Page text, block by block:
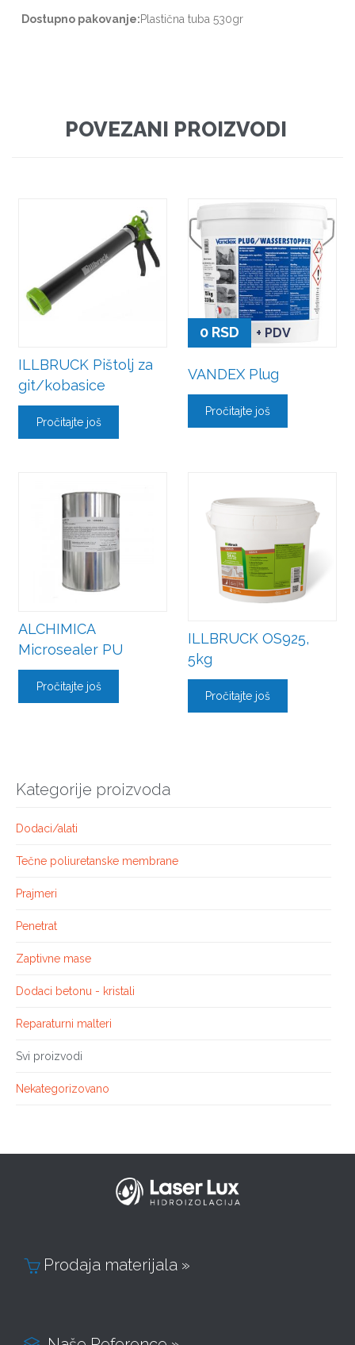
Dostupno pakovanje:Plastična tuba 530gr
POVEZANI PROIZVODI
ILLBRUCK Pištolj za
git/kobasice
Pročitajte još
0 RSD + PDV
VANDEX Plug
Pročitajte još
ALCHIMICA
Microsealer PU
Pročitajte još
ILLBRUCK OS925,
5kg
Pročitajte još
Kategorije proizvoda
Dodaci/alati
Tečne poliuretanske membrane
Prajmeri
Penetrat
Zaptivne mase
Dodaci betonu - kristali
Reparaturni malteri
Svi proizvodi
Nekategorizovano
Prodaja materijala »